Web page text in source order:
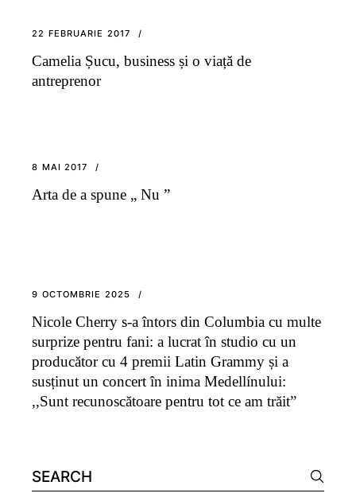
22 FEBRUARIE 2017
Camelia Șucu, business și o viață de
antreprenor
8 MAI 2017
Arta de a spune „ Nu ”
9 OCTOMBRIE 2025
Nicole Cherry s-a întors din Columbia cu multe
surprize pentru fani: a lucrat în studio cu un
producător cu 4 premii Latin Grammy și a
susținut un concert în inima Medellínului:
,,Sunt recunoscătoare pentru tot ce am trăit”
Search
for: